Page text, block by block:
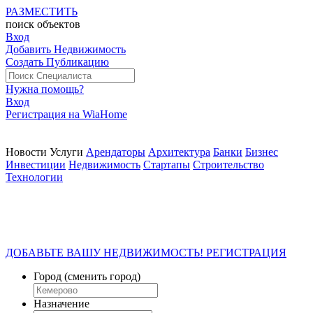
РАЗМЕСТИТЬ
поиск объектов
Вход
Добавить Недвижимость
Создать Публикацию
Нужна помощь?
Вход
Регистрация на WiaHome
Новости Услуги Арендаторы Архитектура Банки Бизнес
Инвестиции Недвижимость Стартапы Строительство
Технологии
ДОБАВЬТЕ ВАШУ НЕДВИЖИМОСТЬ! РЕГИСТРАЦИЯ
Город (сменить город)
Назначение